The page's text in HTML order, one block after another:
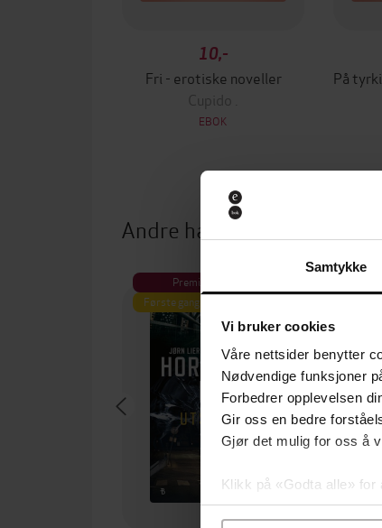
Samtykke
Vi bruker cookies
Våre nettsider benytter
Nødvendige funksjoner
Forbedrer opplevelsen
Gir oss en bedre
Gjør det mulig for oss å
Klikk på «Godta alle»
samtykke til spesifikke
10,-
Fri - erotiske noveller
Cupido .
EBOK
Andre har også kjøpt
Premium
Første gang på tilbud